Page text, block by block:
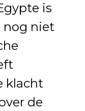
is
nog niet
klacht
de